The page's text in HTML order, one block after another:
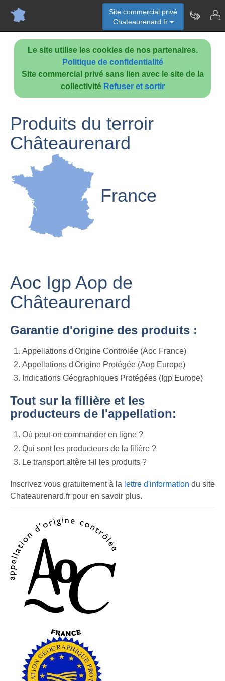
Le site utilise les cookies de nos partenaires.
Politique de confidentialité
Site commercial privé sans lien avec le site de la
collectivité Refuser et sortir
Site commercial privé
Chateaurenard.fr
Produits du terroir
Châteaurenard
France
Aoc Igp Aop de
Châteaurenard
Garantie d'origine des produits :
Appellations d'Origine Controlée (Aoc France)
Appellations d'Origine Protégée (Aop Europe)
Indications Géographiques Protégées (Igp Europe)
Tout sur la fillière et les
producteurs de l'appellation:
Où peut-on commander en ligne ?
Qui sont les producteurs de la filière ?
Le transport altère t-il les produits ?
Inscrivez vous gratuitement à la lettre d'information du site
Chateaurenard.fr pour en savoir plus.